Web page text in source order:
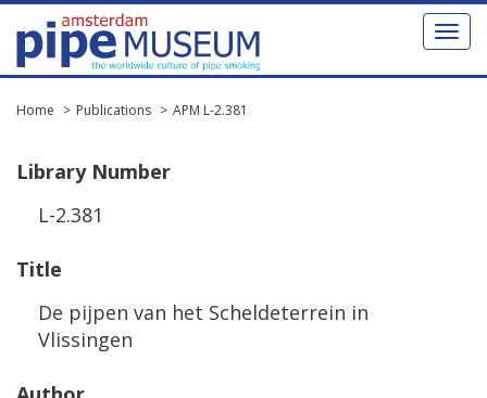
Toggle
Home Publications APM L-2.381
Library Number
L-2.381
Title
De pijpen van het Scheldeterrein in
Vlissingen